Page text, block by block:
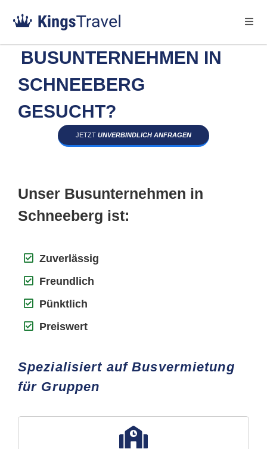
BUSUNTERNEHMEN IN
SCHNEEBERG
GESUCHT?
JETZT UNVERBINDLICH ANFRAGEN
Unser Busunternehmen in
Schneeberg ist:
Zuverlässig
Freundlich
Pünktlich
Preiswert
Spezialisiert auf Busvermietung
für Gruppen